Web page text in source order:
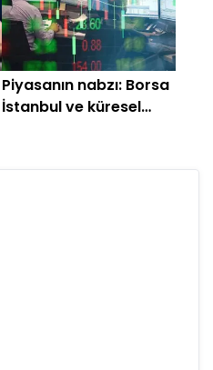
Piyasanın nabzı: Borsa
İstanbul ve küresel